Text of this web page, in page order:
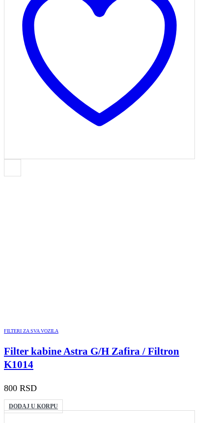
FILTERI ZA SVA VOZILA
Filter kabine Astra G/H Zafira / Filtron
K1014
800 RSD
DODAJ U KORPU